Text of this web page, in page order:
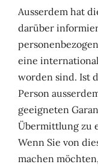
Ausserdem hat
darüber
eine
worden sind. Ist
Person
geeigneten
Übermittlung zu
Wenn Sie von
machen